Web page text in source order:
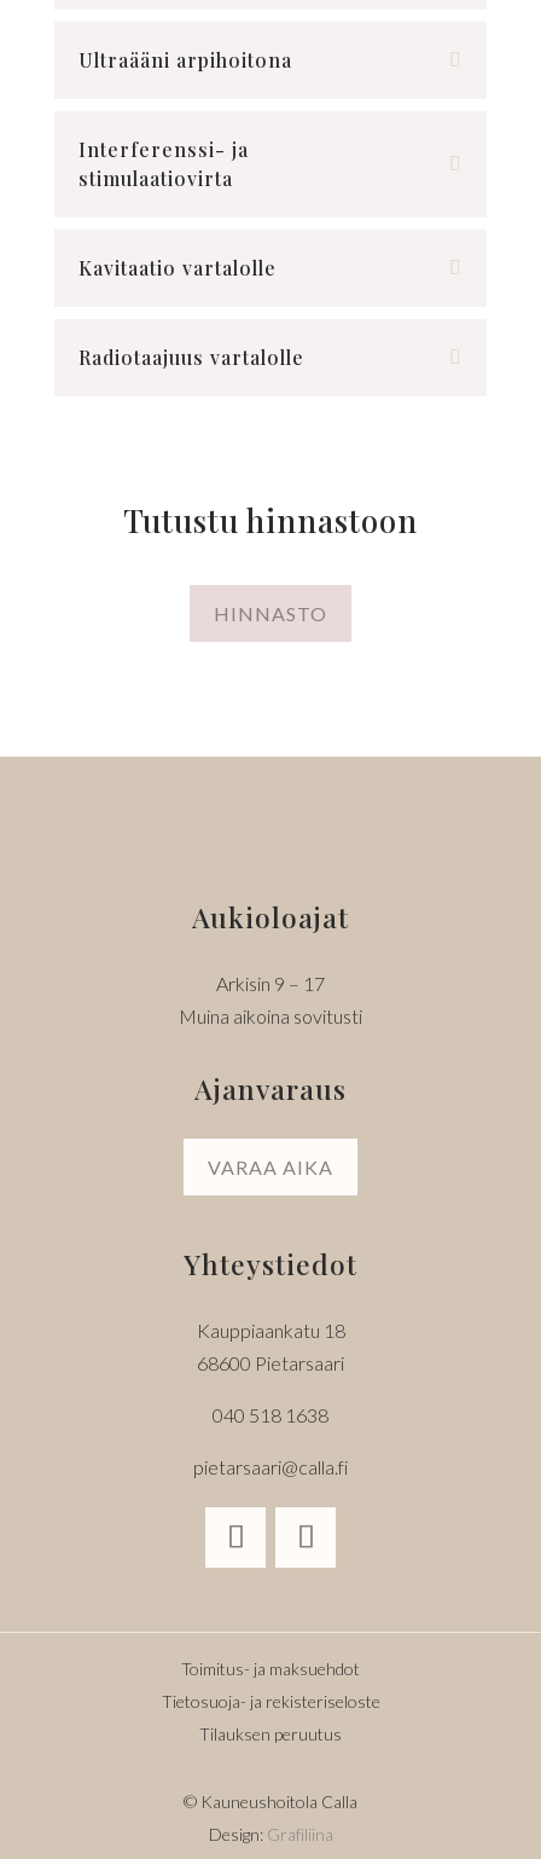
Ultraääni arpihoitona
Interferenssi- ja
stimulaatiovirta
Kavitaatio vartalolle
Radiotaajuus vartalolle
Tutustu hinnastoon
HINNASTO
Aukioloajat
Arkisin 9 – 17
Muina aikoina sovitusti
Ajanvaraus
VARAA AIKA
Yhteystiedot
Kauppiaankatu 18
68600 Pietarsaari
040 518 1638
pietarsaari@calla.fi
Toimitus- ja maksuehdot
Tietosuoja- ja rekisteriseloste
Tilauksen peruutus
© Kauneushoitola Calla
Design: Grafiliina